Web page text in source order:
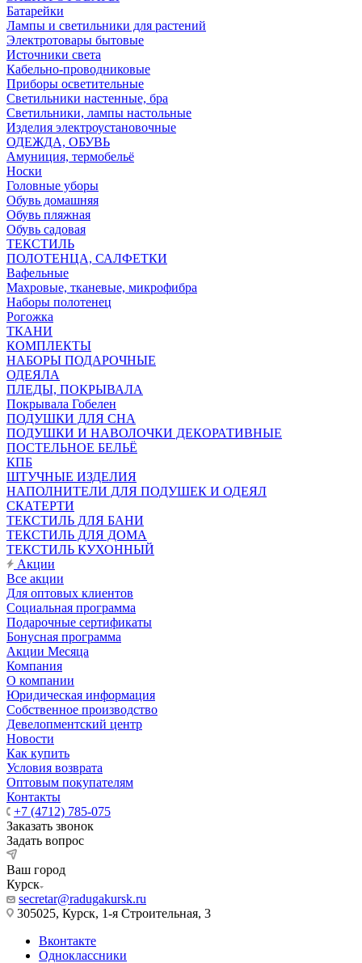
Батарейки
Лампы и светильники для растений
Электротовары бытовые
Источники света
Кабельно-проводниковые
Приборы осветительные
Светильники настенные, бра
Светильники, лампы настольные
Изделия электроустановочные
ОДЕЖДА, ОБУВЬ
Амуниция, термобельё
Носки
Головные уборы
Обувь домашняя
Обувь пляжная
Обувь садовая
ТЕКСТИЛЬ
ПОЛОТЕНЦА, САЛФЕТКИ
Вафельные
Махровые, тканевые, микрофибра
Наборы полотенец
Рогожка
ТКАНИ
КОМПЛЕКТЫ
НАБОРЫ ПОДАРОЧНЫЕ
ОДЕЯЛА
ПЛЕДЫ, ПОКРЫВАЛА
Покрывала Гобелен
ПОДУШКИ ДЛЯ СНА
ПОДУШКИ И НАВОЛОЧКИ ДЕКОРАТИВНЫЕ
ПОСТЕЛЬНОЕ БЕЛЬЁ
КПБ
ШТУЧНЫЕ ИЗДЕЛИЯ
НАПОЛНИТЕЛИ ДЛЯ ПОДУШЕК И ОДЕЯЛ
СКАТЕРТИ
ТЕКСТИЛЬ ДЛЯ БАНИ
ТЕКСТИЛЬ ДЛЯ ДОМА
ТЕКСТИЛЬ КУХОННЫЙ
Акции
Все акции
Для оптовых клиентов
Социальная программа
Подарочные сертификаты
Бонусная программа
Акции Месяца
Компания
О компании
Юридическая информация
Собственное производство
Девелопментский центр
Новости
Как купить
Условия возврата
Оптовым покупателям
Контакты
+7 (4712) 785-075
Заказать звонок
Задать вопрос
Ваш город
Курск
secretar@radugakursk.ru
305025, Курск, 1-я Строительная, 3
Вконтакте
Одноклассники